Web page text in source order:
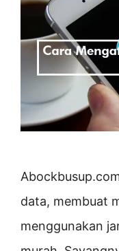
data, membuat
menggunakan